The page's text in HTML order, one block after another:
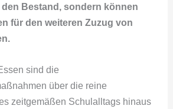
Bestand, sondern können
für den weiteren Zuzug von
sind die
über die reine
zeitgemäßen Schulalltags hinaus